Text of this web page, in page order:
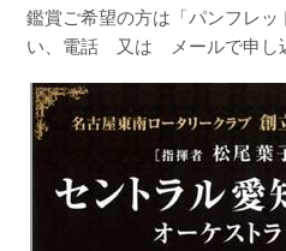
鑑賞ご希望の方は「パンフレ
い、電話 又は メールで申し